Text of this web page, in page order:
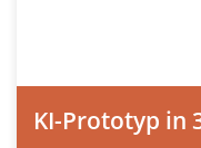
KI-Prototyp in